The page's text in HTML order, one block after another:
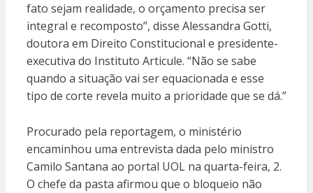
fato sejam realidade, o orçamento precisa ser
integral e recomposto”, disse Alessandra Gotti,
doutora em Direito Constitucional e presidente-
executiva do Instituto Articule. “Não se sabe
quando a situação vai ser equacionada e esse
tipo de corte revela muito a prioridade que se dá.”
Procurado pela reportagem, o ministério
encaminhou uma entrevista dada pelo ministro
Camilo Santana ao portal UOL na quarta-feira, 2.
O chefe da pasta afirmou que o bloqueio não